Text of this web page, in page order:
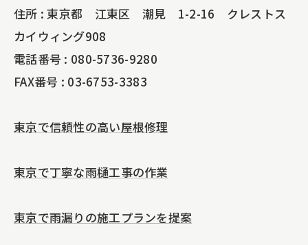
住所 : 東京都 江東区 潮見 1-2-16 クレストス
カイウィング908
電話番号 : 080-5736-9280
FAX番号 : 03-6753-3383
東京で信頼性の高い屋根修理
東京で丁寧な雨樋工事の作業
東京で雨漏りの施工プランを提案